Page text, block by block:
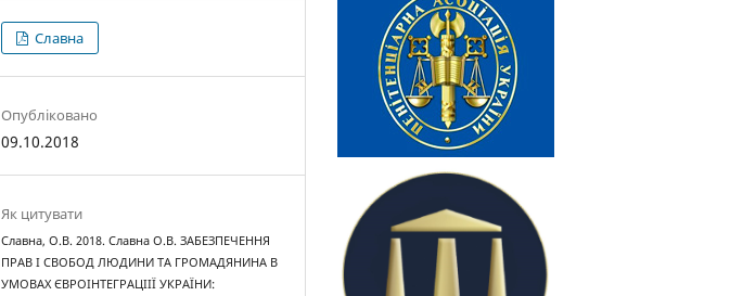
Славна
Опубліковано
09.10.2018
Як цитувати
Славна, О.В. 2018. Славна О.В. ЗАБЕЗПЕЧЕННЯ
ПРАВ І СВОБОД ЛЮДИНИ ТА ГРОМАДЯНИНА В
УМОВАХ ЄВРОІНТЕГРАЦІІЇ УКРАЇНИ: